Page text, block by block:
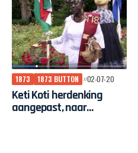
1873 1873 BUTTON 02-07-20
Keti Koti herdenking
aangepast, naar